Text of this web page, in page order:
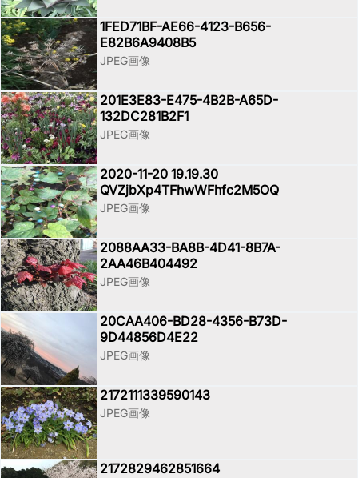
1FED71BF-AE66-4123-B656-
E82B6A9408B5
JPEG画像
201E3E83-E475-4B2B-A65D-
132DC281B2F1
JPEG画像
2020-11-20 19.19.30
QVZjbXp4TFhwWFhfc2M5OQ
JPEG画像
2088AA33-BA8B-4D41-8B7A-
2AA46B404492
JPEG画像
20CAA406-BD28-4356-B73D-
9D44856D4E22
JPEG画像
2172111339590143
JPEG画像
2172829462851664